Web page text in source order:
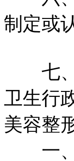
制定或
七、
卫生行
美容整
一、